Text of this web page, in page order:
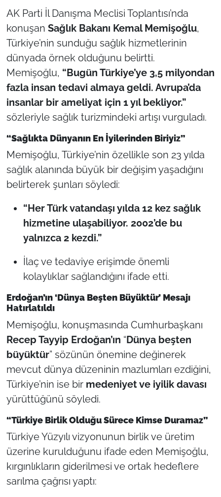
AK Parti İl Danışma Meclisi Toplantısı’nda
konuşan Sağlık Bakanı Kemal Memişoğlu,
Türkiye’nin sunduğu sağlık hizmetlerinin
dünyada örnek olduğunu belirtti.
Memişoğlu, “Bugün Türkiye’ye 3,5 milyondan
fazla insan tedavi almaya geldi. Avrupa’da
insanlar bir ameliyat için 1 yıl bekliyor.”
sözleriyle sağlık turizmindeki artışı vurguladı.
“Sağlıkta Dünyanın En İyilerinden Biriyiz”
Memişoğlu, Türkiye’nin özellikle son 23 yılda
sağlık alanında büyük bir değişim yaşadığını
belirterek şunları söyledi:
“Her Türk vatandaşı yılda 12 kez sağlık
hizmetine ulaşabiliyor. 2002’de bu
yalnızca 2 kezdi.”
İlaç ve tedaviye erişimde önemli
kolaylıklar sağlandığını ifade etti.
Erdoğan’ın ‘Dünya Beşten Büyüktür’ Mesajı
Hatırlatıldı
Memişoğlu, konuşmasında Cumhurbaşkanı
Recep Tayyip Erdoğan’ın “Dünya beşten
büyüktür” sözünün önemine değinerek
mevcut dünya düzeninin mazlumları ezdiğini,
Türkiye’nin ise bir medeniyet ve iyilik davası
yürüttüğünü söyledi.
“Türkiye Birlik Olduğu Sürece Kimse Duramaz”
Türkiye Yüzyılı vizyonunun birlik ve üretim
üzerine kurulduğunu ifade eden Memişoğlu,
kırgınlıkların giderilmesi ve ortak hedeflere
sarılma çağrısı yaptı: